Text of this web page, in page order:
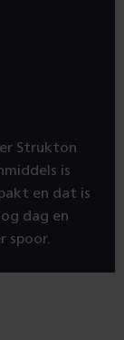
Strukton
is
en dat is
dag en
spoor.